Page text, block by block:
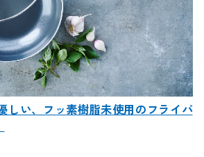
しい、フッ素樹脂未使用のフライパ